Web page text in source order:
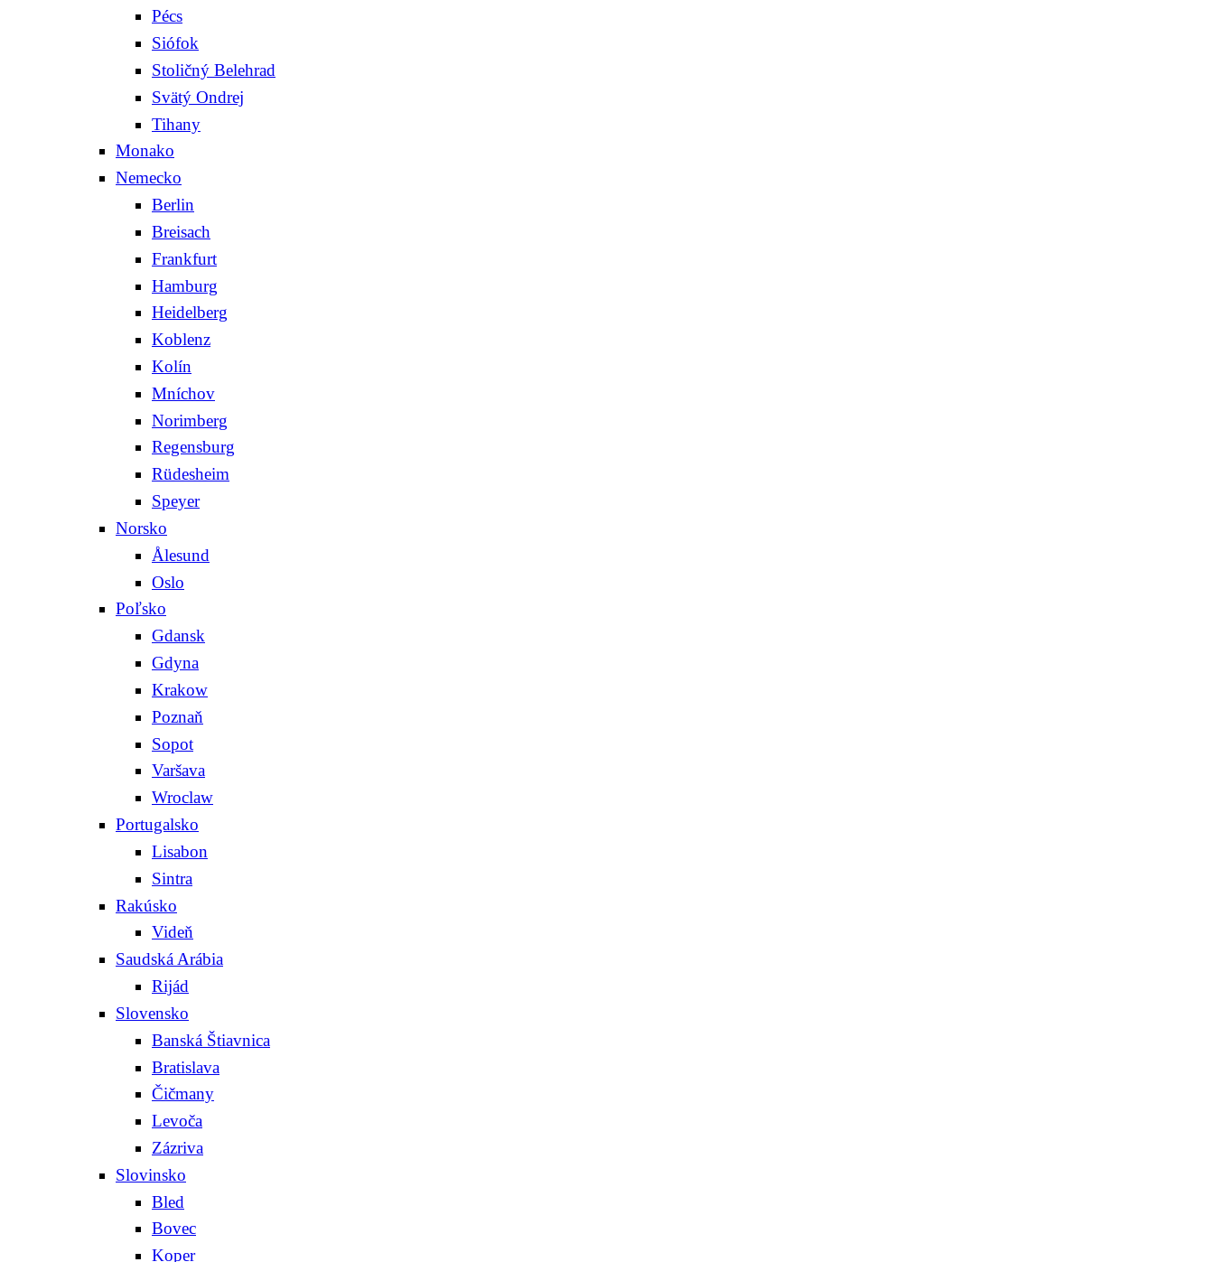
Pécs
Siófok
Stoličný Belehrad
Svätý Ondrej
Tihany
Monako
Nemecko
Berlin
Breisach
Frankfurt
Hamburg
Heidelberg
Koblenz
Kolín
Mníchov
Norimberg
Regensburg
Rüdesheim
Speyer
Norsko
Ålesund
Oslo
Poľsko
Gdansk
Gdyna
Krakow
Poznaň
Sopot
Varšava
Wroclaw
Portugalsko
Lisabon
Sintra
Rakúsko
Videň
Saudská Arábia
Rijád
Slovensko
Banská Štiavnica
Bratislava
Čičmany
Levoča
Zázriva
Slovinsko
Bled
Bovec
Koper